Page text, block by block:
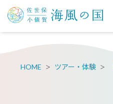
HOME ツアー・体験